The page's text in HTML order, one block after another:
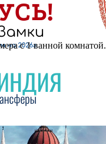
с 1 ванной комнатой.